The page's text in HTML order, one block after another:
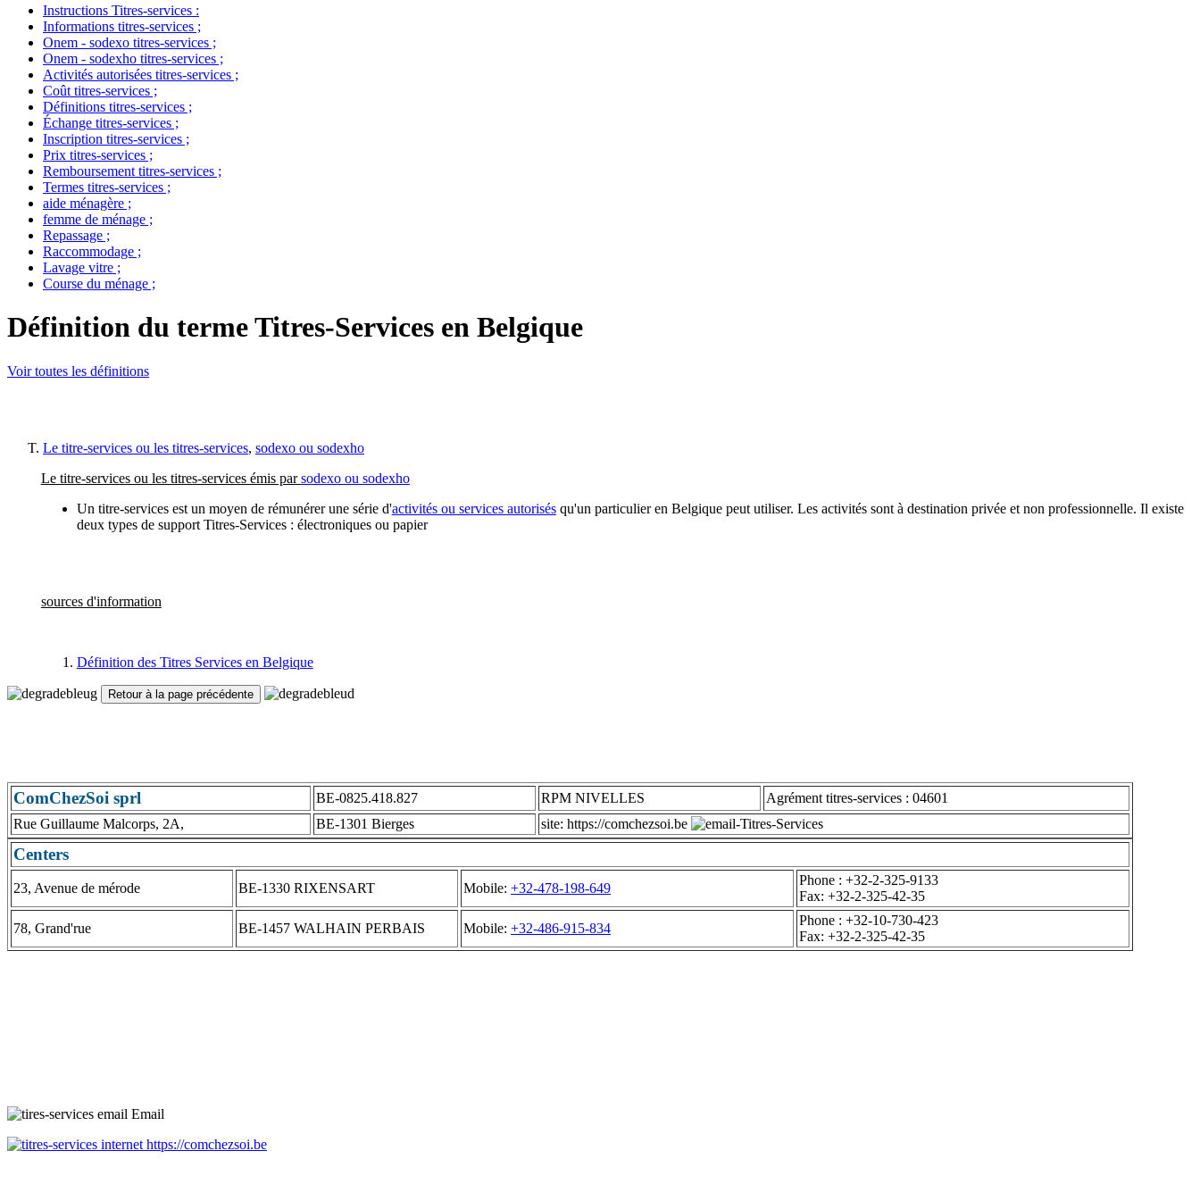
Instructions Titres-services :
Informations titres-services ;
Onem - sodexo titres-services ;
Onem - sodexho titres-services ;
Activités autorisées titres-services ;
Coût titres-services ;
Définitions titres-services ;
Échange titres-services ;
Inscription titres-services ;
Prix titres-services ;
Remboursement titres-services ;
Termes titres-services ;
aide ménagère ;
femme de ménage ;
Repassage ;
Raccommodage ;
Lavage vitre ;
Course du ménage ;
Définition du terme Titres-Services en Belgique
Voir toutes les définitions
Le titre-services ou les titres-services, sodexo ou sodexho
Le titre-services ou les titres-services émis parsodexo ou sodexho
Un titre-services est un moyen de rémunérer une série d'activités ou services autorisésqu'un particulier en Belgique peut utiliser. Les activités sont à destination privée et non professionnelle. Il existe
deux types de support Titres-Services : électroniques ou papier
sources d'information
Définition des Titres Services en Belgique
ComChezSoi sprl BE-0825.418.827 RPM NIVELLES
Agrément titres-services : 04601
Rue Guillaume Malcorps, 2A,
BE-1301 Bierges site: https://comchezsoi.be
Centers
23, Avenue de mérode BE-1330 RIXENSART Mobile: +32-478-198-649
Phone : +32-2-325-9133
Fax: +32-2-325-42-35
78, Grand'rue BE-1457 WALHAIN PERBAIS Mobile: +32-486-915-834
Phone : +32-10-730-423
Fax: +32-2-325-42-35
Email
https://comchezsoi.be